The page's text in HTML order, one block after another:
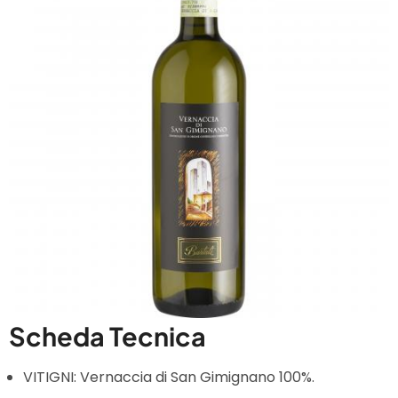
Scheda Tecnica
VITIGNI: Vernaccia di San Gimignano 100%.